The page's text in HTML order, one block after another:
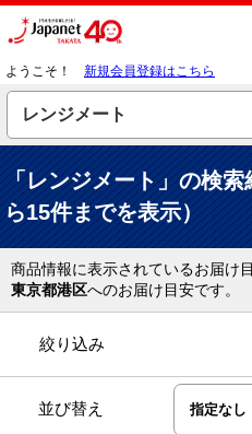
ようこそ！ 新規会員登録はこちら
「レンジメート」の検
ら15件までを表示）
商品情報に表示されているお届け目
東京都港区へのお届け目安です。
絞り込み
並び替え